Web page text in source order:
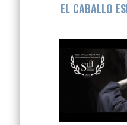
EL CABALLO